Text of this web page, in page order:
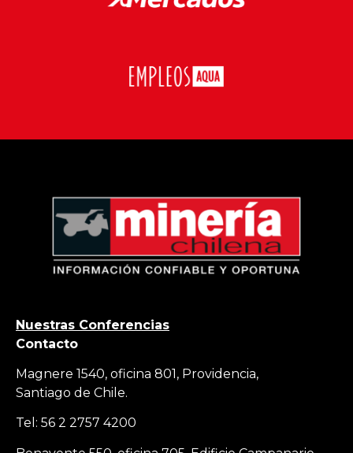
Nuestras Conferencias
Contacto
Magnere 1540, oficina 801, Providencia,
Santiago de Chile.
Tel: 56 2 2757 4200